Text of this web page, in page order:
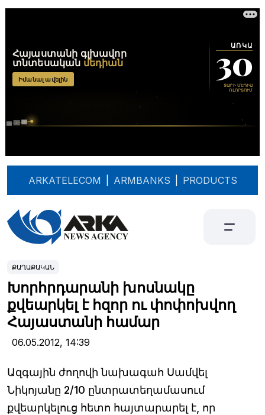
ARKATELECOM ARMBANKS PRODUCTS
ՔԱՂԱՔԱԿԱՆ
Խորհրդարանի խոսնակը
քվեարկել է հզոր ու փոփոխվող
Հայաստանի համար
06.05.2012, 14:39
Ազգային ժողովի նախագահ Սամվել
Նիկոյանը 2/10 ընտրատեղամասում
քվեարկելուց հետո հայտարարել է, որ